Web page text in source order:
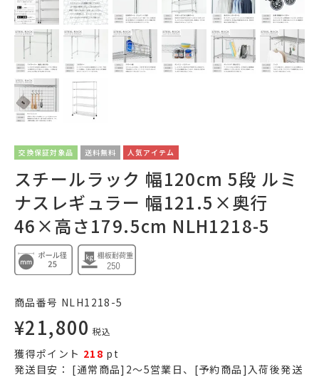
交換保証対象品 送料無料 人気アイテム
スチールラック 幅120cm 5段 ルミ
ナスレギュラー 幅121.5×奥行
46×高さ179.5cm NLH1218-5
商品番号 NLH1218-5
¥21,800 税込
獲得ポイント 218 pt
発送目安： [通常商品]2～5営業日、[予約商品]入荷後発送